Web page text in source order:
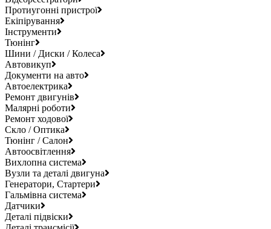
Протиугонні пристрої
Екіпірування
Інструменти
Тюнінг
Шини / Диски / Колеса
Автовикуп
Документи на авто
Автоелектрика
Ремонт двигунів
Малярні роботи
Ремонт ходової
Скло / Оптика
Тюнінг / Салон
Автоосвітлення
Вихлопна система
Вузли та деталі двигуна
Генератори, Стартери
Гальмівна система
Датчики
Деталі підвіски